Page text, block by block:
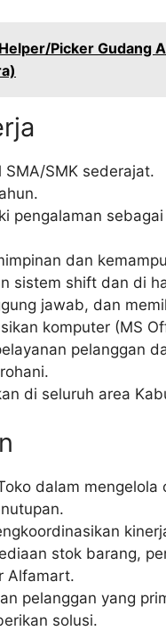
Picker Gudang
SMK sederajat.
pengalaman
dan
sistem shift dan di
jawab, dan
komputer (MS
pelanggan
di seluruh area
dalam
stok barang,
Alfamart.
pelanggan yang
solusi.